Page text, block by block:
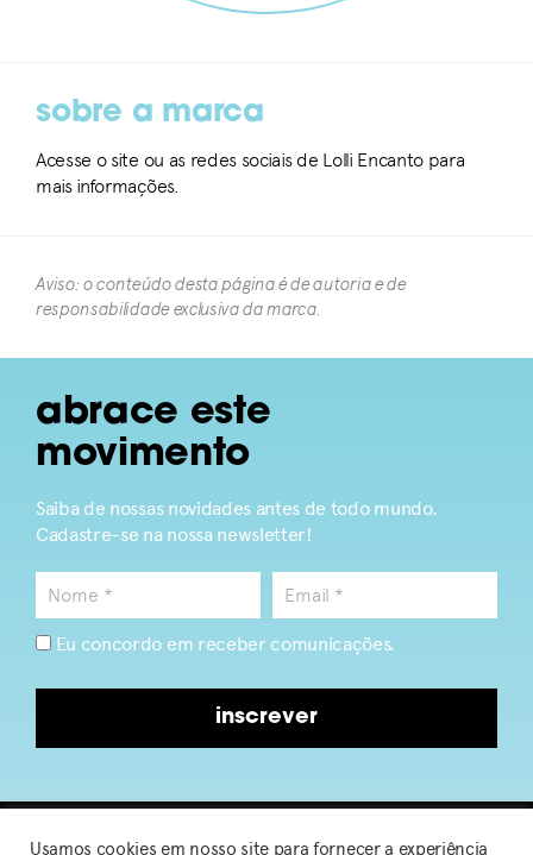
sobre a marca
Acesse o site ou as redes sociais de Lolli Encanto para
mais informações.
Aviso: o conteúdo desta página é de autoria e de
responsabilidade exclusiva da marca.​
abrace este
movimento
Saiba de nossas novidades antes de todo mundo.
Cadastre-se na nossa newsletter!
Eu concordo em receber comunicações.
inscrever
Usamos cookies em nosso site para fornecer a experiência